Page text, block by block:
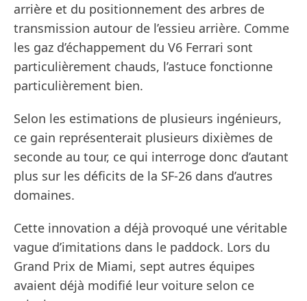
arrière et du positionnement des arbres de
transmission autour de l’essieu arrière. Comme
les gaz d’échappement du V6 Ferrari sont
particulièrement chauds, l’astuce fonctionne
particulièrement bien.
Selon les estimations de plusieurs ingénieurs,
ce gain représenterait plusieurs dixièmes de
seconde au tour, ce qui interroge donc d’autant
plus sur les déficits de la SF-26 dans d’autres
domaines.
Cette innovation a déjà provoqué une véritable
vague d’imitations dans le paddock. Lors du
Grand Prix de Miami, sept autres équipes
avaient déjà modifié leur voiture selon ce